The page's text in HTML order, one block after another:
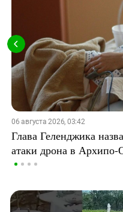
06 августа 2026, 03:42
Глава Геленджика
атаки дрона в Архипо-